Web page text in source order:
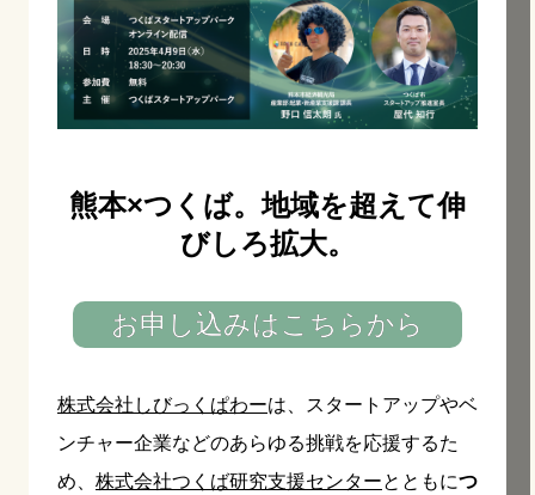
熊本×つくば。地域を超えて伸
びしろ拡大。
お申し込みはこちらから
株式会社しびっくぱわーは、スタートアップやベ
ンチャー企業などのあらゆる挑戦を応援するた
め、 株式会社つくば研究支援センターとともにつ